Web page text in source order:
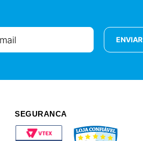
ENVIAR
SEGURANCA